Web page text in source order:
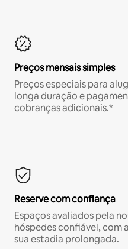
Preços mensais simples
Preços especiais para
longa duração e
cobranças adicionais.*
Reserve com confiança
Espaços avaliados pela
hóspedes confiável,
sua estadia prolongada.